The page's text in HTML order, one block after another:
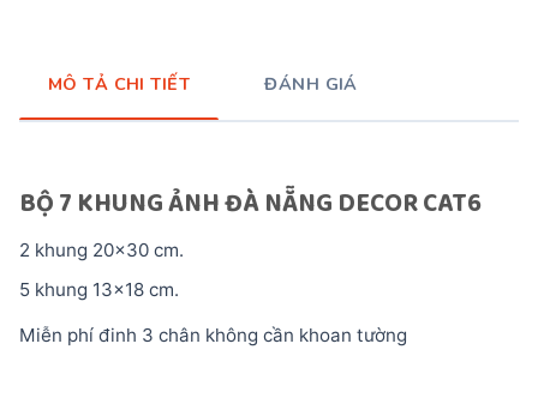
MÔ TẢ CHI TIẾT ĐÁNH GIÁ
BỘ 7 KHUNG ẢNH ĐÀ NẴNG DECOR CAT6
2 khung 20×30 cm.
5 khung 13×18 cm.
Miễn phí đinh 3 chân không cần khoan tường